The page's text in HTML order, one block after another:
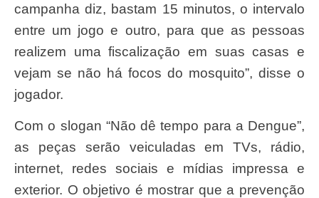
campanha diz, bastam 15 minutos, o intervalo
entre um jogo e outro, para que as pessoas
realizem uma fiscalização em suas casas e
vejam se não há focos do mosquito”, disse o
jogador.
Com o slogan “Não dê tempo para a Dengue”,
as peças serão veiculadas em TVs, rádio,
internet, redes sociais e mídias impressa e
exterior. O objetivo é mostrar que a prevenção